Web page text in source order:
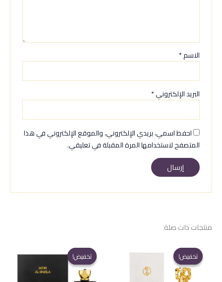
الاسم*
البريد الإلكتروني*
احفظ اسمي، بريدي الإلكتروني، والموقع الإلكتروني في هذا
المتصفح لاستخدامها المرة المقبلة في تعليقي.
منتجات ذات صلة
تخفيض!
تخفيض! تخفيض!
تخفيض!